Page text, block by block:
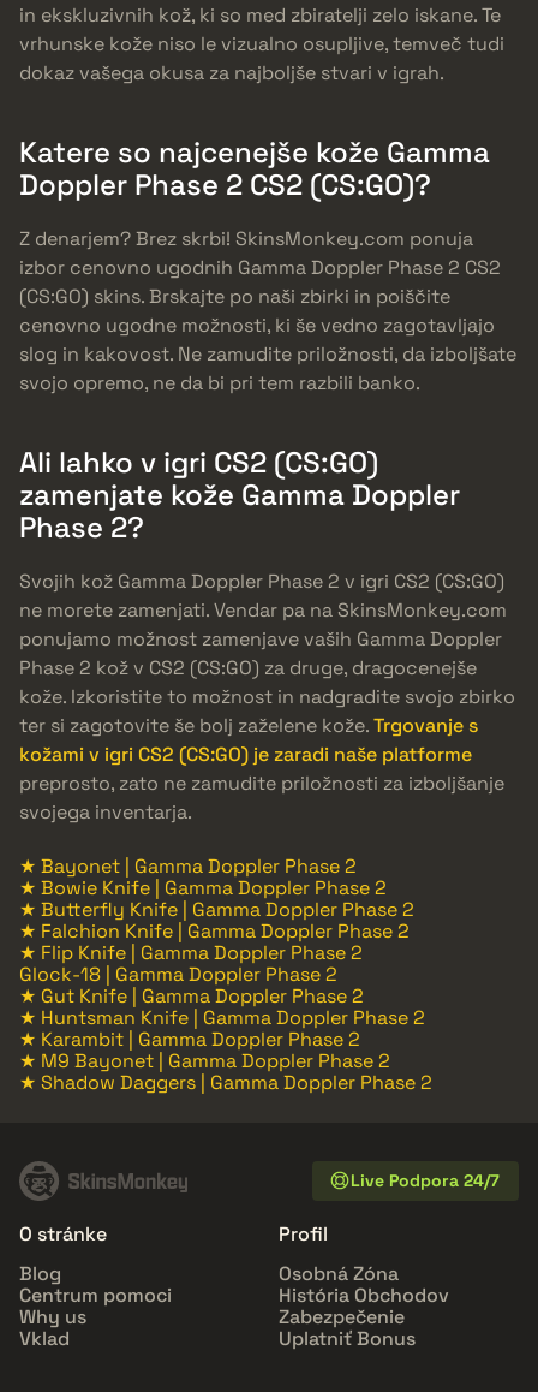
in ekskluzivnih kož, ki so med zbiratelji zelo iskane. Te
vrhunske kože niso le vizualno osupljive, temveč tudi
dokaz vašega okusa za najboljše stvari v igrah.
Katere so najcenejše kože Gamma
Doppler Phase 2 CS2 (CS:GO)?
Z denarjem? Brez skrbi! SkinsMonkey.com ponuja
izbor cenovno ugodnih Gamma Doppler Phase 2 CS2
(CS:GO) skins. Brskajte po naši zbirki in poiščite
cenovno ugodne možnosti, ki še vedno zagotavljajo
slog in kakovost. Ne zamudite priložnosti, da izboljšate
svojo opremo, ne da bi pri tem razbili banko.
Ali lahko v igri CS2 (CS:GO)
zamenjate kože Gamma Doppler
Phase 2?
Svojih kož Gamma Doppler Phase 2 v igri CS2 (CS:GO)
ne morete zamenjati. Vendar pa na SkinsMonkey.com
ponujamo možnost zamenjave vaših Gamma Doppler
Phase 2 kož v CS2 (CS:GO) za druge, dragocenejše
kože. Izkoristite to možnost in nadgradite svojo zbirko
ter si zagotovite še bolj zaželene kože.Trgovanje s
kožami v igri CS2 (CS:GO) je zaradi naše platforme
preprosto, zato ne zamudite priložnosti za izboljšanje
svojega inventarja.
★ Bayonet | Gamma Doppler Phase 2
★ Bowie Knife | Gamma Doppler Phase 2
★ Butterfly Knife | Gamma Doppler Phase 2
★ Falchion Knife | Gamma Doppler Phase 2
★ Flip Knife | Gamma Doppler Phase 2
Glock-18 | Gamma Doppler Phase 2
★ Gut Knife | Gamma Doppler Phase 2
★ Huntsman Knife | Gamma Doppler Phase 2
★ Karambit | Gamma Doppler Phase 2
★ M9 Bayonet | Gamma Doppler Phase 2
★ Shadow Daggers | Gamma Doppler Phase 2
Live Podpora 24/7
O stránke
Blog
Centrum pomoci
Why us
Vklad
Profil
Osobná Zóna
História Obchodov
Zabezpečenie
Uplatniť Bonus